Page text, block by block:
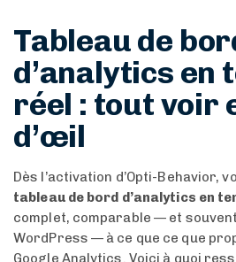
Tableau de
d’analytics en
réel : tout voir
d’œil
Dès l’activation d’Opti-Behavior,
tableau de bord d’analytics en
complet, comparable — et
WordPress — à ce que ce que
Google Analytics. Voici à quoi